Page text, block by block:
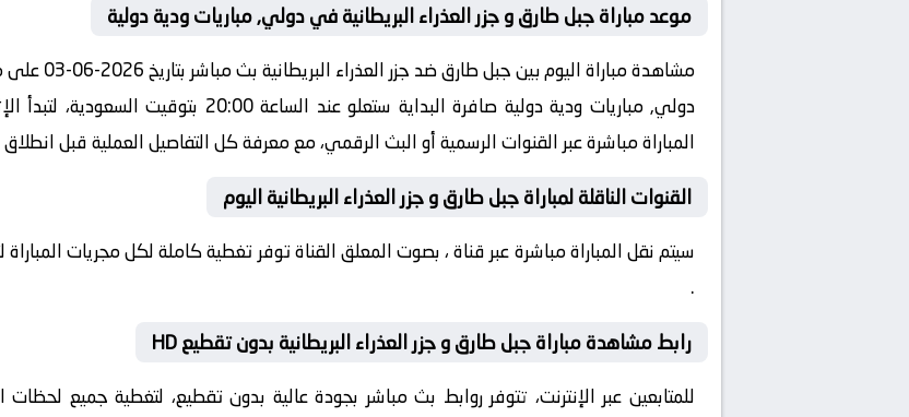
موعد مباراة جبل طارق و جزر العذراء البريطانية في دولي, مباريات ودية دولية
مشاهدة
دولي, مباريات ودية دولية صافرة البداية ستعلو
المباراة مباشرة عبر القنوات الرسمية أو البث الرقمي، مع معرفة كل التفاصيل العملية قبل انطلاق
القنوات الناقلة لمباراة جبل طارق و جزر العذراء البريطانية اليوم
سيتم نقل المباراة مباشرة عبر قناة ، بصوت المعلق القناة توفر تغطية كاملة لكل مجريات
.
رابط مشاهدة مباراة جبل طارق و جزر العذراء البريطانية بدون تقطيع HD
للمتابعين عبر الإنترنت، تتوفر روابط بث مباشر بجودة عالية بدون تقطيع، لتغطية جميع لحظات